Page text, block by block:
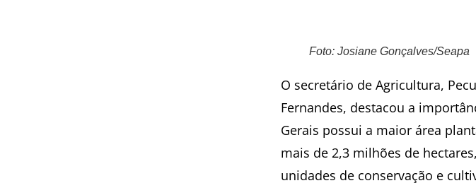
Foto: Josiane Gonçalves/Seapa
O secretário de Agricultura,
Fernandes, destacou a
Gerais possui a maior área
mais de 2,3 milhões de
unidades de conservação e